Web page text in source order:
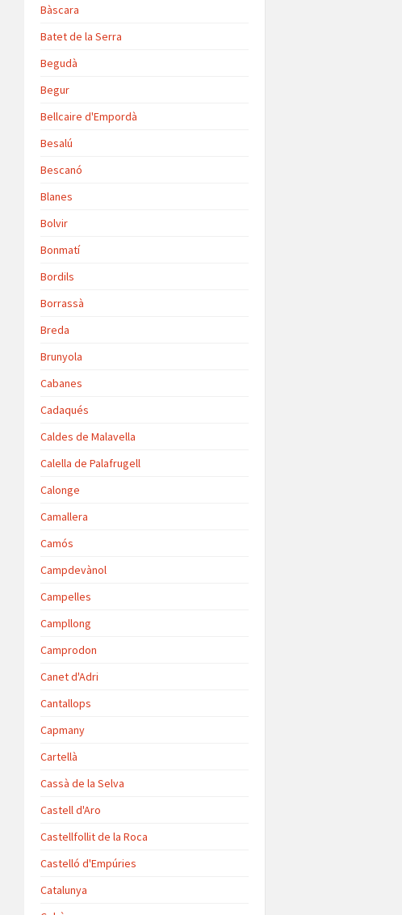
Bàscara
Batet de la Serra
Begudà
Begur
Bellcaire d'Empordà
Besalú
Bescanó
Blanes
Bolvir
Bonmatí
Bordils
Borrassà
Breda
Brunyola
Cabanes
Cadaqués
Caldes de Malavella
Calella de Palafrugell
Calonge
Camallera
Camós
Campdevànol
Campelles
Campllong
Camprodon
Canet d'Adri
Cantallops
Capmany
Cartellà
Cassà de la Selva
Castell d'Aro
Castellfollit de la Roca
Castelló d'Empúries
Catalunya